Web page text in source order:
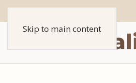
Skip to main content